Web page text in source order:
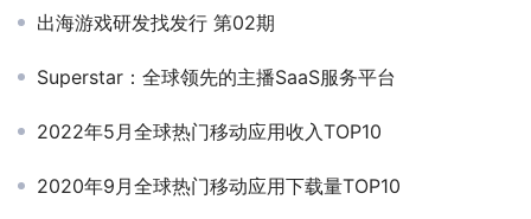
出海游戏研发找发行 第02期
Superstar：全球领先的主播SaaS服务平台
2022年5月全球热门移动应用收入TOP10
2020年9月全球热门移动应用下载量TOP10